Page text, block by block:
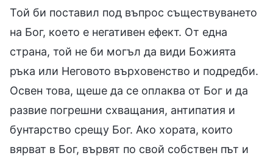
Той би поставил под въпрос съществуването
на Бог, което е негативен ефект. От една
страна, той не би могъл да види Божията
ръка или Неговото върховенство и подредби.
Освен това, щеше да се оплаква от Бог и да
развие погрешни схващания, антипатия и
бунтарство срещу Бог. Ако хората, които
вярват в Бог, вървят по свой собствен път и